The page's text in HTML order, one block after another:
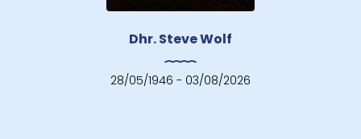
Dhr. Steve Wolf
28/05/1946 - 03/08/2026